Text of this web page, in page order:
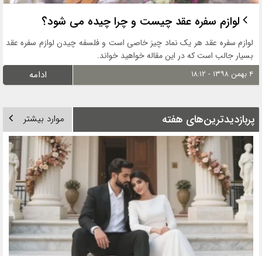
لوازم سفره عقد چیست و چرا چیده می شود؟
لوازم سفره عقد هر یک نماد چیز خاصی است و فلسفه چیدن لوازم سفره عقد
بسیار جالب است که در این مقاله خواهید خواند.
۴ بهمن ۱۳۹۸ - ۱۸:۱۲ ادامه
پربازدیدترین‌های هفته موارد بیشتر